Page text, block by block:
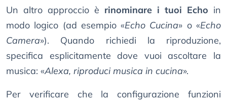
Un altro approccio è rinominare i tuoi Echo in
modo logico (ad esempio «Echo Cucina» o «Echo
Camera»). Quando richiedi la riproduzione,
specifica esplicitamente dove vuoi ascoltare la
musica: «Alexa, riproduci musica in cucina».
Per verificare che la configurazione funzioni